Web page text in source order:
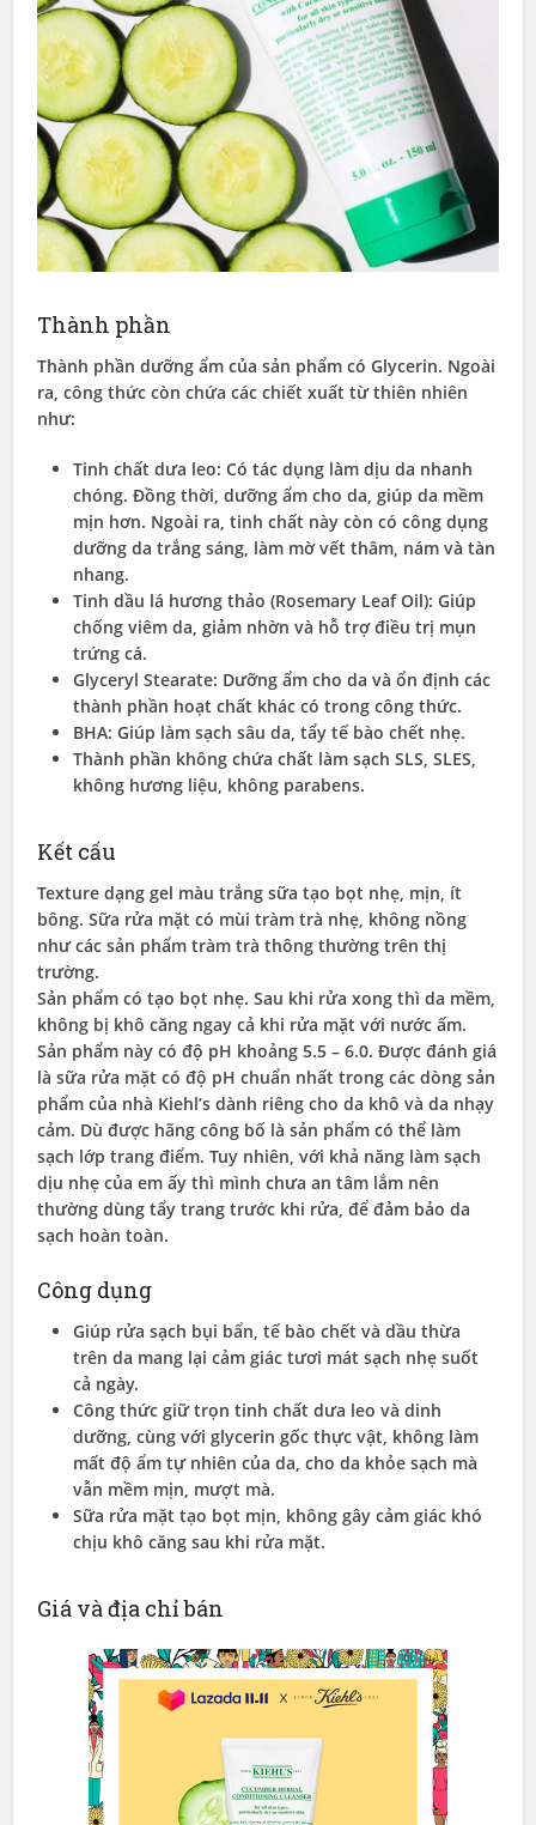
Thành phần
Thành phần dưỡng ẩm của sản phẩm có Glycerin. Ngoài
ra, công thức còn chứa các chiết xuất từ thiên nhiên
như:
Tinh chất dưa leo: Có tác dụng làm dịu da nhanh
chóng. Đồng thời, dưỡng ẩm cho da, giúp da mềm
mịn hơn. Ngoài ra, tinh chất này còn có công dụng
dưỡng da trắng sáng, làm mờ vết thâm, nám và tàn
nhang.
Tinh dầu lá hương thảo (Rosemary Leaf Oil): Giúp
chống viêm da, giảm nhờn và hỗ trợ điều trị mụn
trứng cá.
Glyceryl Stearate: Dưỡng ẩm cho da và ổn định các
thành phần hoạt chất khác có trong công thức.
BHA: Giúp làm sạch sâu da, tẩy tế bào chết nhẹ.
Thành phần không chứa chất làm sạch SLS, SLES,
không hương liệu, không parabens.
Kết cấu
Texture dạng gel màu trắng sữa tạo bọt nhẹ, mịn, ít
bông. Sữa rửa mặt có mùi tràm trà nhẹ, không nồng
như các sản phẩm tràm trà thông thường trên thị
trường.
Sản phẩm có tạo bọt nhẹ. Sau khi rửa xong thì da mềm,
không bị khô căng ngay cả khi rửa mặt với nước ấm.
Sản phẩm này có độ pH khoảng 5.5 – 6.0. Được đánh giá
là sữa rửa mặt có độ pH chuẩn nhất trong các dòng sản
phẩm của nhà Kiehl’s dành riêng cho da khô và da nhạy
cảm. Dù được hãng công bố là sản phẩm có thể làm
sạch lớp trang điểm. Tuy nhiên, với khả năng làm sạch
dịu nhẹ của em ấy thì mình chưa an tâm lắm nên
thường dùng tẩy trang trước khi rửa, để đảm bảo da
sạch hoàn toàn.
Công dụng
Giúp rửa sạch bụi bẩn, tế bào chết và dầu thừa
trên da mang lại cảm giác tươi mát sạch nhẹ suốt
cả ngày.
Công thức giữ trọn tinh chất dưa leo và dinh
dưỡng, cùng với glycerin gốc thực vật, không làm
mất độ ẩm tự nhiên của da, cho da khỏe sạch mà
vẫn mềm mịn, mượt mà.
Sữa rửa mặt tạo bọt mịn, không gây cảm giác khó
chịu khô căng sau khi rửa mặt.
Giá và địa chỉ bán